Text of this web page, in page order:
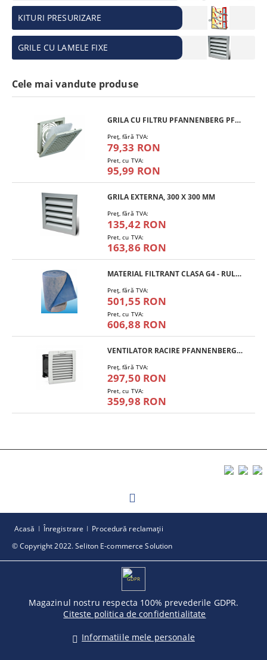
KITURI PRESURIZARE
GRILE CU LAMELE FIXE
Cele mai vandute produse
GRILA CU FILTRU PFANNENBERG PFA 10.000
Preţ, fără TVA:
79,33 RON
Pret, cu TVA:
95,99 RON
GRILA EXTERNA, 300 X 300 MM
Preţ, fără TVA:
135,42 RON
Pret, cu TVA:
163,86 RON
MATERIAL FILTRANT CLASA G4 - RULOU
Preţ, fără TVA:
501,55 RON
Pret, cu TVA:
606,88 RON
VENTILATOR RACIRE PFANNENBERG PF 11.000
Preţ, fără TVA:
297,50 RON
Pret, cu TVA:
359,98 RON
© Copyright 2022. Seliton E-commerce Solution
Acasă Înregistrare Procedură reclamaţii
GDPR
Magazinul nostru respecta 100% prevederile GDPR.
Citeste politica de confidentialitate
Informatiile mele personale